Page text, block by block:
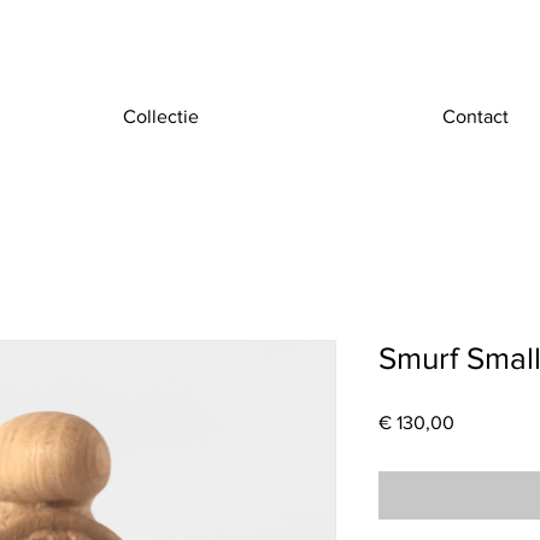
Collectie Contact
Smurf Small
€ 130,00